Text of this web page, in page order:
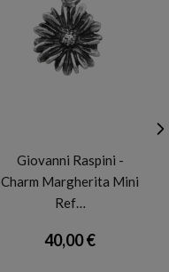
Giovanni Raspini -
Charm Margherita Mini
Ref…
40,00 €